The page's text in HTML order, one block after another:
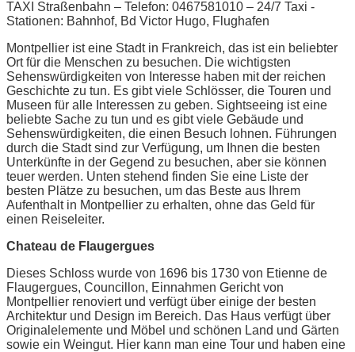
TAXI Straßenbahn – Telefon: 0467581010 – 24/7 Taxi -
Stationen: Bahnhof, Bd Victor Hugo, Flughafen
Montpellier ist eine Stadt in Frankreich, das ist ein beliebter
Ort für die Menschen zu besuchen. Die wichtigsten
Sehenswürdigkeiten von Interesse haben mit der reichen
Geschichte zu tun. Es gibt viele Schlösser, die Touren und
Museen für alle Interessen zu geben. Sightseeing ist eine
beliebte Sache zu tun und es gibt viele Gebäude und
Sehenswürdigkeiten, die einen Besuch lohnen. Führungen
durch die Stadt sind zur Verfügung, um Ihnen die besten
Unterkünfte in der Gegend zu besuchen, aber sie können
teuer werden. Unten stehend finden Sie eine Liste der
besten Plätze zu besuchen, um das Beste aus Ihrem
Aufenthalt in Montpellier zu erhalten, ohne das Geld für
einen Reiseleiter.
Chateau de Flaugergues
Dieses Schloss wurde von 1696 bis 1730 von Etienne de
Flaugergues, Councillon, Einnahmen Gericht von
Montpellier renoviert und verfügt über einige der besten
Architektur und Design im Bereich. Das Haus verfügt über
Originalelemente und Möbel und schönen Land und Gärten
sowie ein Weingut. Hier kann man eine Tour und haben eine